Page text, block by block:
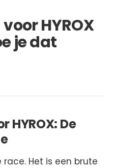
HYROX
je dat
HYROX: De
race. Het is een brute